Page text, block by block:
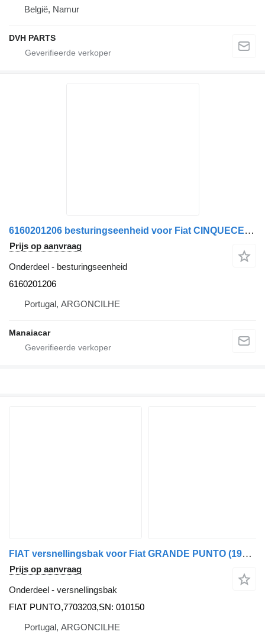
België, Namur
DVH PARTS
6160201206 besturingseenheid voor Fiat CINQUECENTO 170 | 91 - 99 auto
Prijs op aanvraag
Onderdeel - besturingseenheid
6160201206
Portugal, ARGONCILHE
Manaiacar
FIAT versnellingsbak voor Fiat GRANDE PUNTO (199_) | 05 auto
Prijs op aanvraag
Onderdeel - versnellingsbak
FIAT PUNTO,7703203,SN: 010150
Portugal, ARGONCILHE